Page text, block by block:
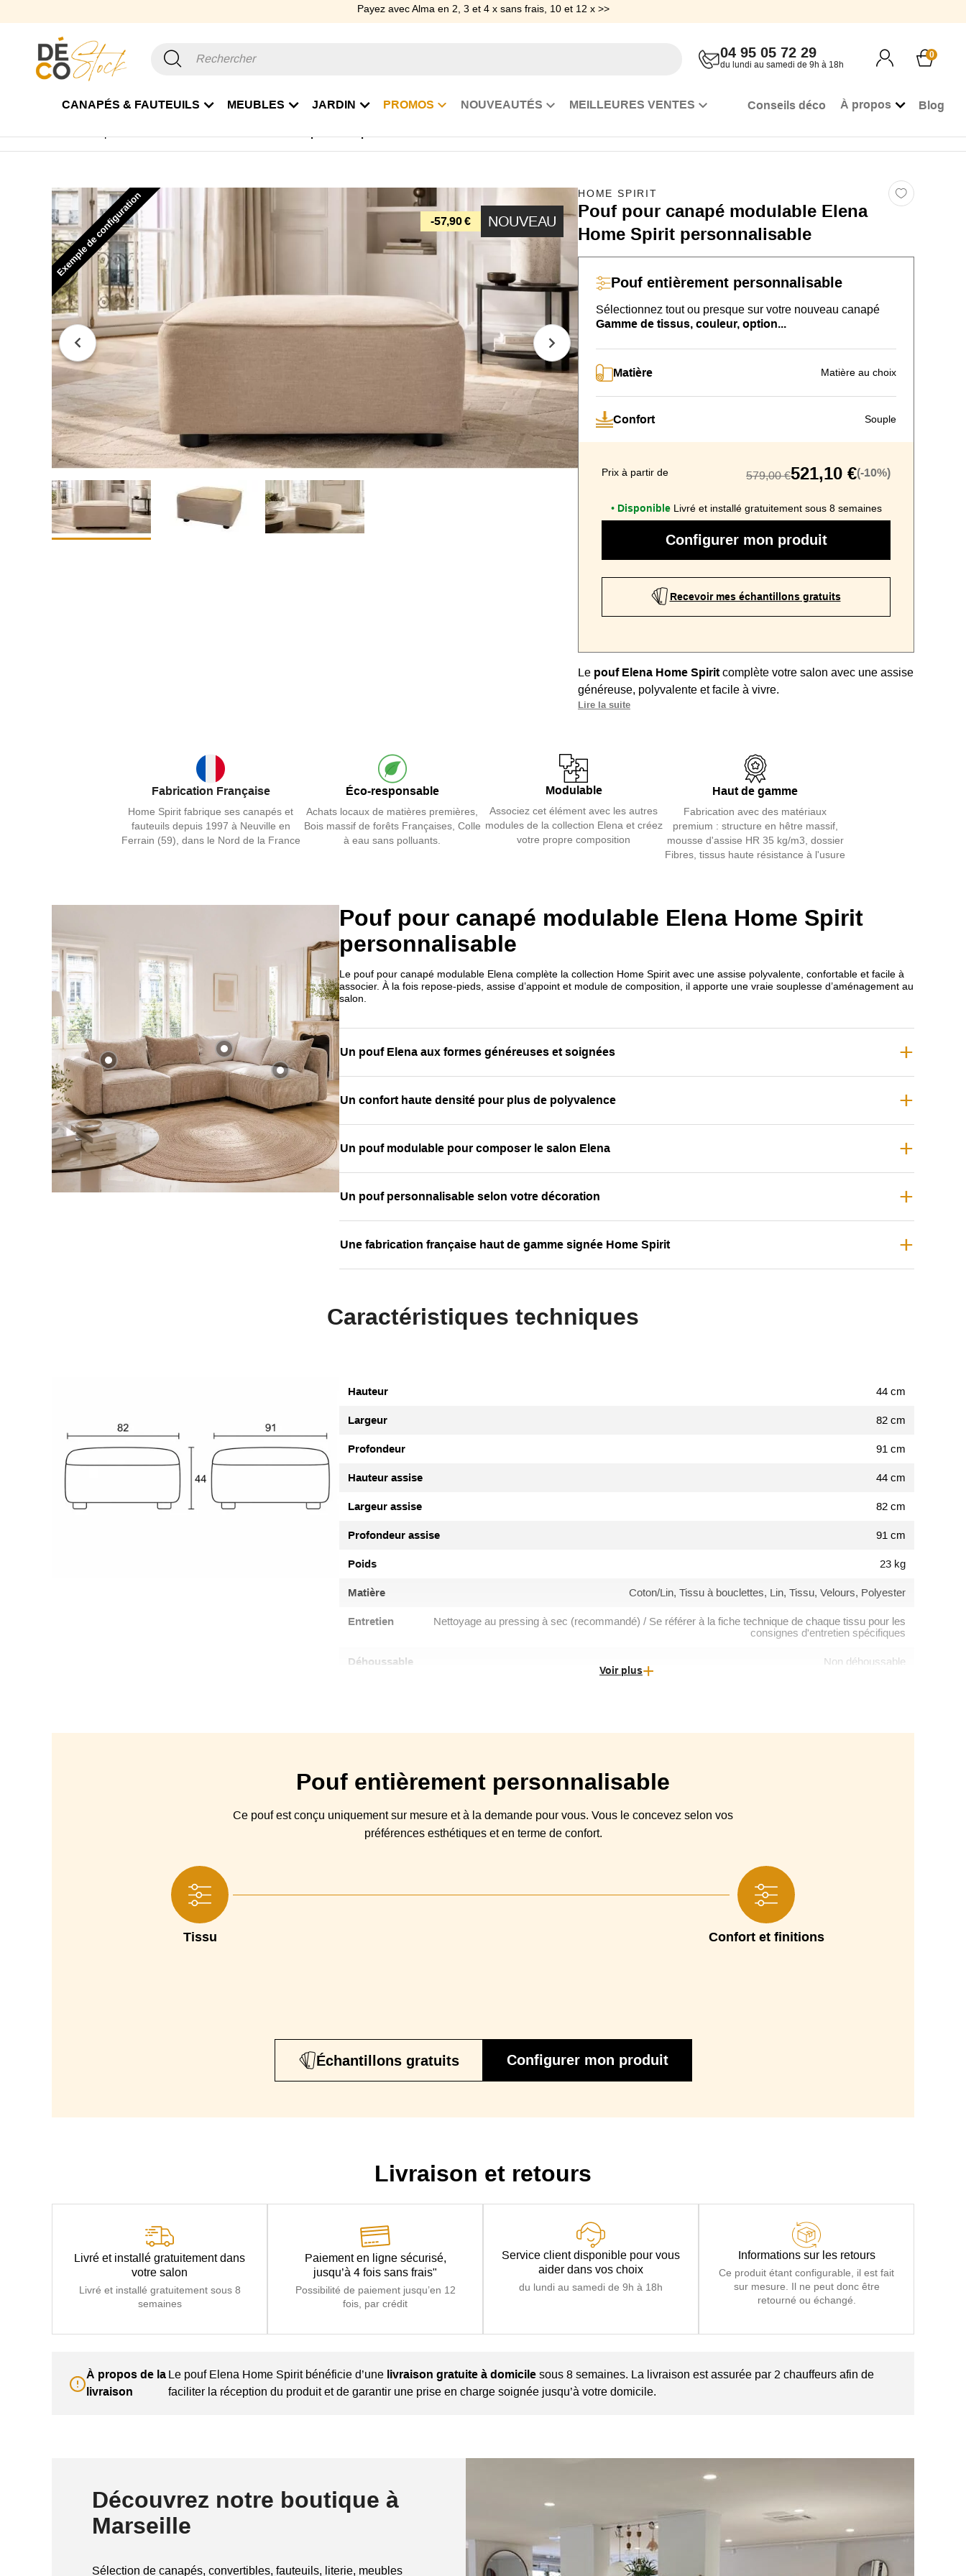
Payez avec Alma en 2, 3 et 4 x sans frais, 10 et 12 x >>
CANAPÉS & FAUTEUILS MEUBLES JARDIN PROMOS NOUVEAUTÉS MEILLEURES VENTES Conseils déco À propos Blog
04 95 05 72 29
du lundi au samedi de 9h à 18h
0
-57,90 € NOUVEAU
HOME SPIRIT
Pouf pour canapé modulable Elena
Home Spirit personnalisable
Pouf entièrement personnalisable
Sélectionnez tout ou presque sur votre nouveau canapé
Gamme de tissus, couleur, option...
Matière Matière au choix
Confort Souple
Prix à partir de 579,00 €521,10 €(-10%)
•Disponible Livré et installé gratuitement sous 8 semaines
Configurer mon produit
Recevoir mes échantillons gratuits
Le pouf Elena Home Spiritcomplète votre salon avec une assise
généreuse, polyvalente et facile à vivre.
Ses pieds discrets, sa finition piquée et ses coutures bord à bord
apportent une ligne soignée, sans alourdir l’espace.
Personnalisable en tissu, couleur et traitement anti-taches
Texguard, il s’adapte à votre décoration comme à votre usage
composition harmonieuse.
Lire la suite
Fabrication Française
Home Spirit fabrique ses canapés et
fauteuils depuis 1997 à Neuville en
Ferrain (59), dans le Nord de la France
Éco-responsable
Achats locaux de matières premières,
Bois massif de forêts Françaises, Colle
à eau sans polluants.
Modulable
Associez cet élément avec les autres
modules de la collection Elena et créez
votre propre composition
Haut de gamme
Fabrication avec des matériaux
premium : structure en hêtre massif,
mousse d'assise HR 35 kg/m3, dossier
Fibres, tissus haute résistance à l'usure
Pouf pour canapé modulable Elena Home Spirit
personnalisable
Le pouf pour canapé modulable Elena complète la collection Home Spirit avec une assise polyvalente, confortable et facile à
associer. À la fois repose-pieds, assise d’appoint et module de composition, il apporte une vraie souplesse d’aménagement au
salon.
Un pouf Elena aux formes généreuses et soignées
Un confort haute densité pour plus de polyvalence
Un pouf modulable pour composer le salon Elena
Un pouf personnalisable selon votre décoration
Une fabrication française haut de gamme signée Home Spirit
Caractéristiques techniques
Hauteur 44 cm
Largeur 82 cm
Profondeur 91 cm
Hauteur assise 44 cm
Largeur assise 82 cm
Profondeur assise 91 cm
Poids 23 kg
Matière Coton/Lin, Tissu à bouclettes, Lin, Tissu, Velours, Polyester
Entretien
Nettoyage au pressing à sec (recommandé) / Se référer à la fiche technique de chaque tissu pour les
consignes d'entretien spécifiques
Déhoussable Non déhoussable
Suspensions
Piétement
Voir plus
Pouf entièrement personnalisable
Ce pouf est conçu uniquement sur mesure et à la demande pour vous. Vous le concevez selon vos
préférences esthétiques et en terme de confort.
Tissu Confort et finitions
Échantillons gratuits Configurer mon produit
Livraison et retours
Livré et installé gratuitement dans
votre salon
Livré et installé gratuitement sous 8
semaines
Paiement en ligne sécurisé,
jusqu’à 4 fois sans frais"
Possibilité de paiement jusqu’en 12
fois, par crédit
Service client disponible pour vous
aider dans vos choix
du lundi au samedi de 9h à 18h
Informations sur les retours
Ce produit étant configurable, il est fait
sur mesure. Il ne peut donc être
retourné ou échangé.
À propos de la
livraison
Le pouf Elena Home Spirit bénéficie d’une livraison gratuite à domicile sous 8 semaines. La livraison est assurée par 2 chauffeurs afin de
faciliter la réception du produit et de garantir une prise en charge soignée jusqu’à votre domicile.
Découvrez notre boutique à
Marseille
Sélection de canapés, convertibles, fauteuils, literie, meubles